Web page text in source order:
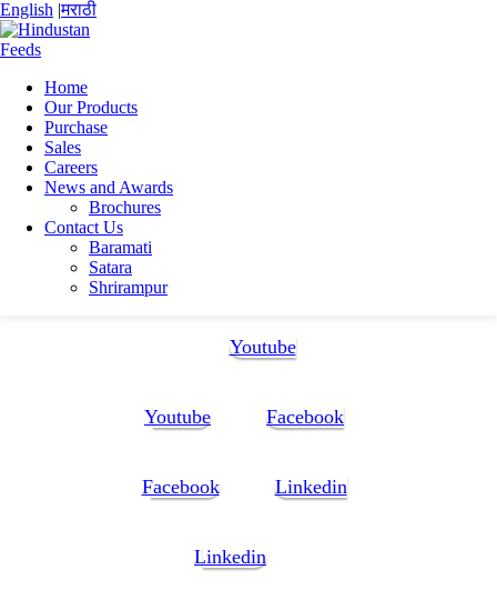
English |मराठी
Home
Our Products
Purchase
Sales
Careers
News and Awards
Brochures
Contact Us
Baramati
Satara
Shrirampur
Home
Subha maity
suvo-converted_20(1)_20(1)
suvo-converted_20(1)_20(1)
suvo-converted_20(1)_20(1)
Youtube
Youtube Facebook
Facebook Linkedin
Linkedin